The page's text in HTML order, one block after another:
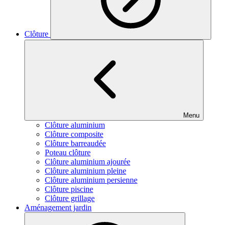
Clôture
Menu
Clôture aluminium
Clôture composite
Clôture barreaudée
Poteau clôture
Clôture aluminium ajourée
Clôture aluminium pleine
Clôture aluminium persienne
Clôture piscine
Clôture grillage
Aménagement jardin